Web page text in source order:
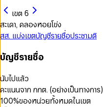
เขต 6
สะเดา, คลองหอยโข่ง
สส. แบ่งเขตบัญชีรายชื่อประชามติ
บัญชีรายชื่อ
นับไปแล้ว
คะแนนจาก กกต. (อย่างเป็นทางการ)
100%ของหน่วยทั้งหมดในเขต